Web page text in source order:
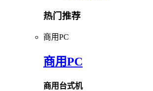
热门推荐
商用PC
商用PC
商用台式机